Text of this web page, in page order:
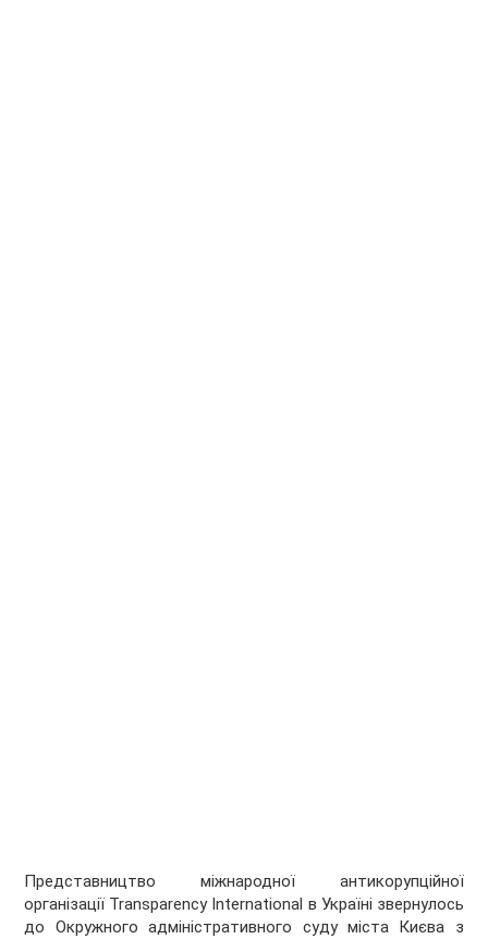
Представництво міжнародної антикорупційної
організації Transparency International в Україні звернулось
до Окружного адміністративного суду міста Києва з